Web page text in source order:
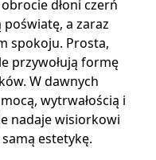
dłoni czerń
a zaraz
spokoju. Prosta,
przywołują formę
W dawnych
wytrwałością i
nadaje wisiorkowi
estetykę.